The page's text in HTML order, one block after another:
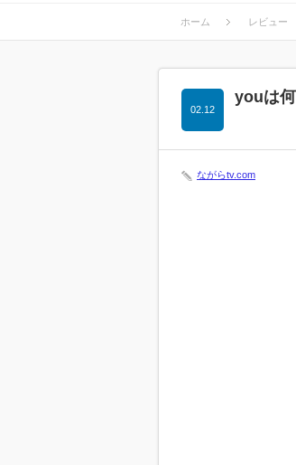
ホーム レビュー
youは
02.12
ながらtv.com